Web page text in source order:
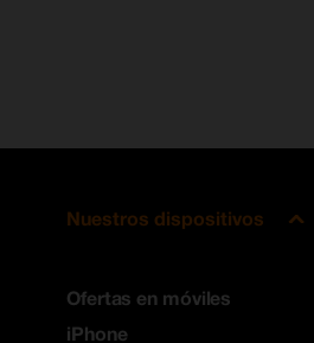
Nuestros dispositivos
Ofertas en móviles
iPhone